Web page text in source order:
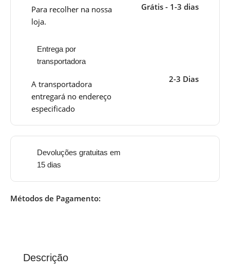
Para recolher na nossa
loja.
Grátis - 1-3 dias
Entrega por
transportadora
A transportadora
entregará no endereço
especificado
2-3 Dias
Devoluções gratuitas em
15 dias
Métodos de Pagamento:
Descrição